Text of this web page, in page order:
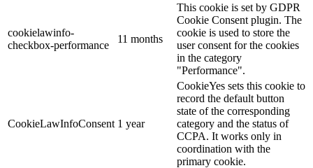
cookielawinfo-
checkbox-performance
11 months
This cookie is set by GDPR
Cookie Consent plugin. The
cookie is used to store the
user consent for the cookies
in the category
"Performance".
CookieLawInfoConsent 1 year
CookieYes sets this cookie to
record the default button
state of the corresponding
category and the status of
CCPA. It works only in
coordination with the
primary cookie.